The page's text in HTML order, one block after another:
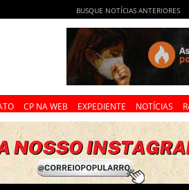
BUSQUE NOTÍCIAS ANTERIORES
CP NA WEB EXPEDIENTE NOTÍCIAS